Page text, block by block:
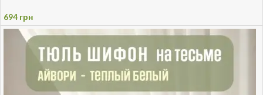
694 грн